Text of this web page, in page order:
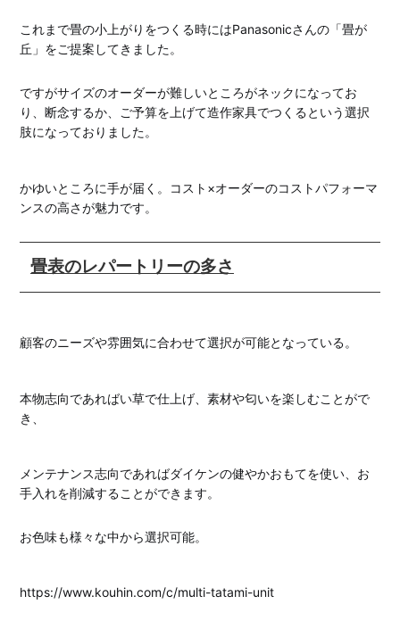
これまで畳の小上がりをつくる時にはPanasonicさんの「畳が
丘」をご提案してきました。
ですがサイズのオーダーが難しいところがネックになってお
り、断念するか、ご予算を上げて造作家具でつくるという選択
肢になっておりました。
かゆいところに手が届く。コスト×オーダーのコストパフォーマ
ンスの高さが魅力です。
畳表のレパートリーの多さ
顧客のニーズや雰囲気に合わせて選択が可能となっている。
本物志向であればい草で仕上げ、素材や匂いを楽しむことがで
き、
メンテナンス志向であればダイケンの健やかおもてを使い、お
手入れを削減することができます。
お色味も様々な中から選択可能。
https://www.kouhin.com/c/multi-tatami-unit